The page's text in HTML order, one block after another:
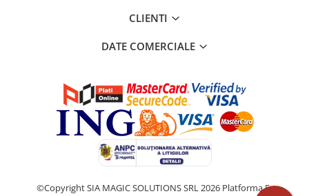
CLIENTI
DATE COMERCIALE
©Copyright SIA MAGIC SOLUTIONS SRL 2026 Platforma E-